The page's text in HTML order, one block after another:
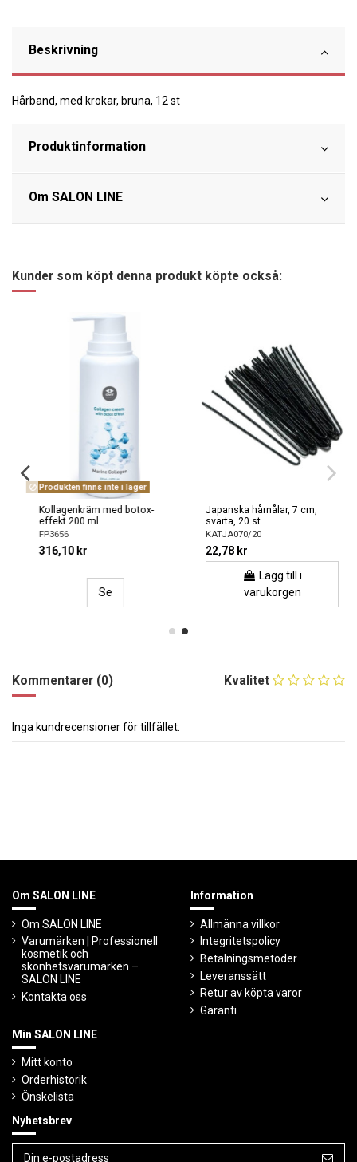
Beskrivning
Hårband, med krokar, bruna, 12 st
Produktinformation
Om SALON LINE
Kunder som köpt denna produkt köpte också:
Produkten finns inte i lager
Kollagenkräm med botox-
effekt 200 ml
FP3656
316,10 kr
Se
Japanska hårnålar, 7 cm,
svarta, 20 st.
KATJA070/20
22,78 kr
Lägg till i
varukorgen
Kvalitet
Kommentarer (0)
Inga kundrecensioner för tillfället.
Om SALON LINE
Om SALON LINE
Varumärken | Professionell
kosmetik och
skönhetsvarumärken –
SALON LINE
Kontakta oss
Information
Allmänna villkor
Integritetspolicy
Betalningsmetoder
Leveranssätt
Retur av köpta varor
Garanti
Min SALON LINE
Mitt konto
Orderhistorik
Önskelista
Nyhetsbrev